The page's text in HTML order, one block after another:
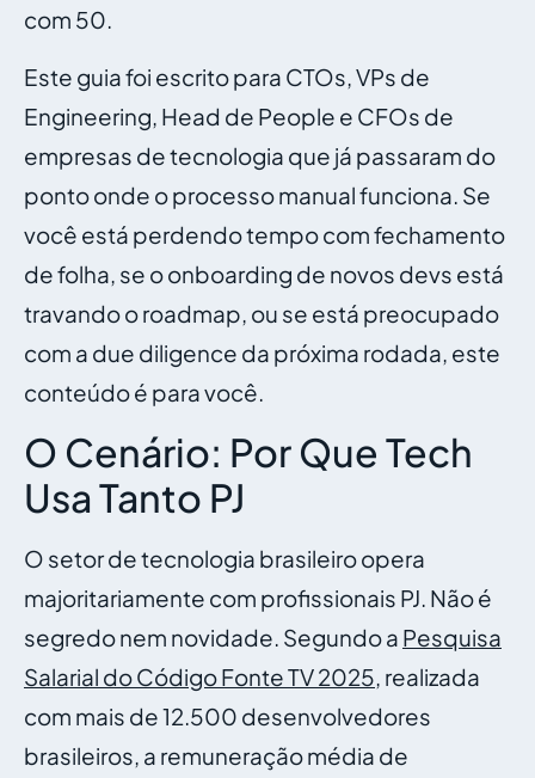
com 50.
Este guia foi escrito para CTOs, VPs de
Engineering, Head de People e CFOs de
empresas de tecnologia que já passaram do
ponto onde o processo manual funciona. Se
você está perdendo tempo com fechamento
de folha, se o onboarding de novos devs está
travando o roadmap, ou se está preocupado
com a due diligence da próxima rodada, este
conteúdo é para você.
O Cenário: Por Que Tech
Usa Tanto PJ
O setor de tecnologia brasileiro opera
majoritariamente com profissionais PJ. Não é
segredo nem novidade. Segundo a Pesquisa
Salarial do Código Fonte TV 2025, realizada
com mais de 12.500 desenvolvedores
brasileiros, a remuneração média de